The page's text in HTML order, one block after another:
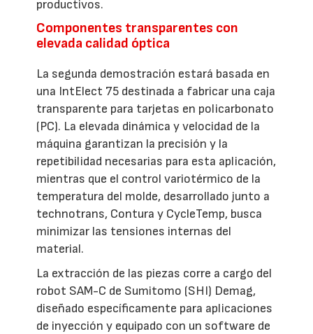
productivos.
Componentes transparentes con
elevada calidad óptica
La segunda demostración estará basada en
una IntElect 75 destinada a fabricar una caja
transparente para tarjetas en policarbonato
(PC). La elevada dinámica y velocidad de la
máquina garantizan la precisión y la
repetibilidad necesarias para esta aplicación,
mientras que el control variotérmico de la
temperatura del molde, desarrollado junto a
technotrans, Contura y CycleTemp, busca
minimizar las tensiones internas del
material.
La extracción de las piezas corre a cargo del
robot SAM-C de Sumitomo (SHI) Demag,
diseñado específicamente para aplicaciones
de inyección y equipado con un software de